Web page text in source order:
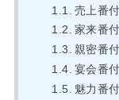
売上番
家来番
親密番
宴会番
魅力番